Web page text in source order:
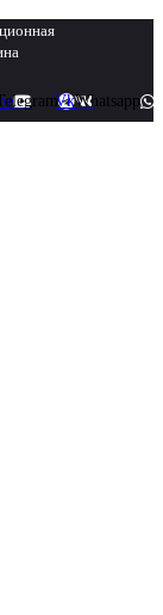
VkWhatsapp